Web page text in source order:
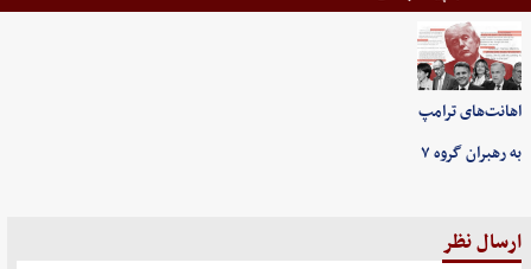
اهانت‌های ترامپ
به رهبران گروه ۷
ارسال نظر